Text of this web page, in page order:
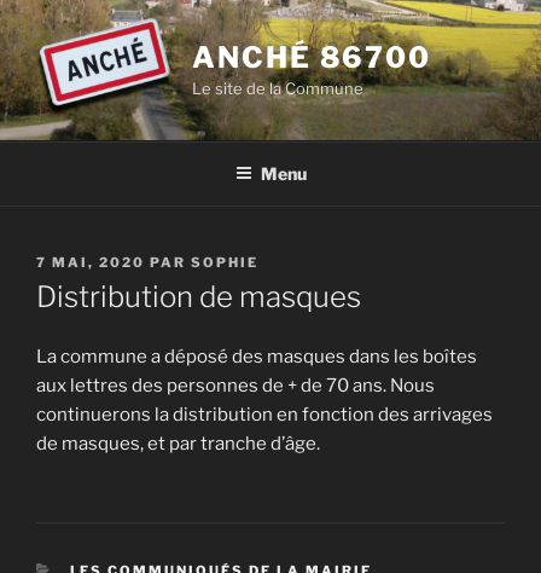
Aller
au
contenu
principal
ANCHÉ 86700
Le site de la Commune
Menu
PUBLIÉ
LE
7 MAI, 2020 PAR SOPHIE
Distribution de masques
La commune a déposé des masques dans les boîtes
aux lettres des personnes de + de 70 ans. Nous
continuerons la distribution en fonction des arrivages
de masques, et par tranche d’âge.
CATÉGORIES